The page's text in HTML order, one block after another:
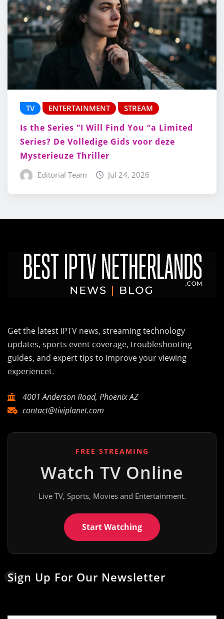
TV ENTERTAINMENT STREAM
Is the Series “I Will Find You “a Limited
Series? De Volledige Gids voor deze
Mysterieuze Thriller
Editorial Team Jul 24, 2026
Get the latest IPTV news, streaming technology
updates, sports event coverage, troubleshooting
guides, and expert tips to improve your viewing
experiencet.
4001 Anderson Road, Phoenix AZ
contact@tiviplanet.com
FREE STREAMING
Watch TV Online
Live TV, Sports, Movies and Entertainment.
Start Watching
Sign Up For Our Newsletter